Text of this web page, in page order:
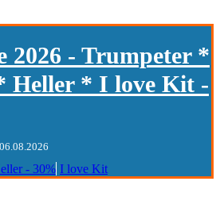
2026 - Trumpeter *
Heller * I love Kit -
- 30% I love Kit